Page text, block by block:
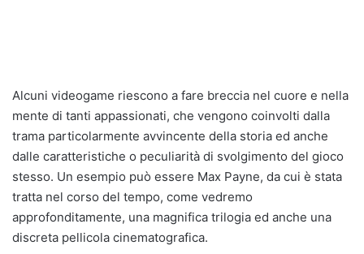
Alcuni videogame riescono a fare breccia nel cuore e nella
mente di tanti appassionati, che vengono coinvolti dalla
trama particolarmente avvincente della storia ed anche
dalle caratteristiche o peculiarità di svolgimento del gioco
stesso. Un esempio può essere Max Payne, da cui è stata
tratta nel corso del tempo, come vedremo
approfonditamente, una magnifica trilogia ed anche una
discreta pellicola cinematografica.